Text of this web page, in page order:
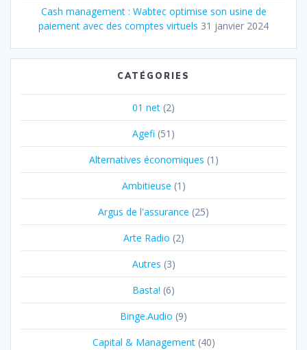
Cash management : Wabtec optimise son usine de
paiement avec des comptes virtuels 31 janvier 2024
CATÉGORIES
01 net (2)
Agefi (51)
Alternatives économiques (1)
Ambitieuse (1)
Argus de l'assurance (25)
Arte Radio (2)
Autres (3)
Basta! (6)
Binge.Audio (9)
Capital & Management(40)